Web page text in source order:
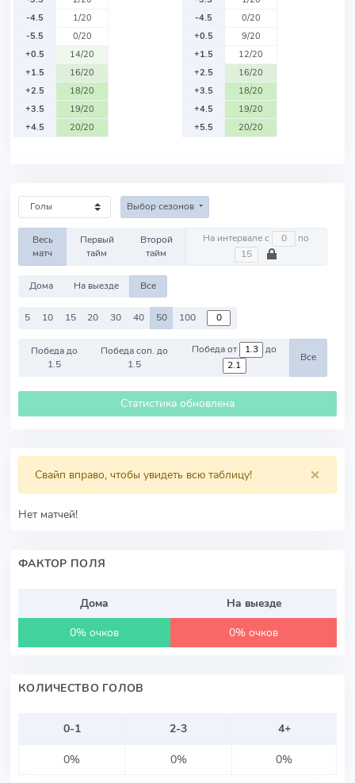
-4.5
1/20
-5.5
0/20
+0.5
14/20
+1.5
16/20
+2.5
18/20
+3.5
19/20
+4.5
20/20
-4.5
0/20
+0.5
9/20
+1.5
12/20
+2.5
16/20
+3.5
18/20
+4.5
19/20
+5.5
20/20
Выбор сезонов
Весь
матч
Первый
тайм
Второй
тайм
На интервале с по
Дома На выезде Все
5 10 15 20 30 40 50 100
Победа до
1.5
Победа соп. до
1.5
Победа от до
Все
Статистика обновлена
×
Свайп вправо, чтобы увидеть всю таблицу!
Нет матчей!
ФАКТОР ПОЛЯ
Дома
На выезде
0% очков
0% очков
КОЛИЧЕСТВО ГОЛОВ
0-1 2-3
4+
0%
0% 0%